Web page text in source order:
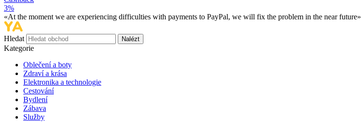
3%
«At the moment we are experiencing difficulties with payments to PayPal, we will fix the problem in the near future»
Hledat Nalézt
Kategorie
Oblečení a boty
Zdraví a krása
Elektronika a technologie
Cestování
Bydlení
Zábava
Služby